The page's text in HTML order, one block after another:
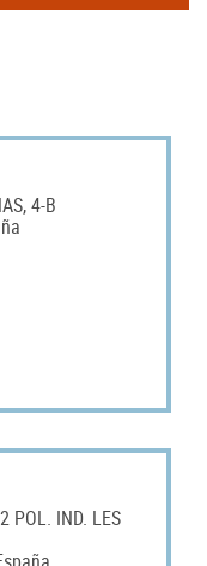
4-B
POL. IND. LES